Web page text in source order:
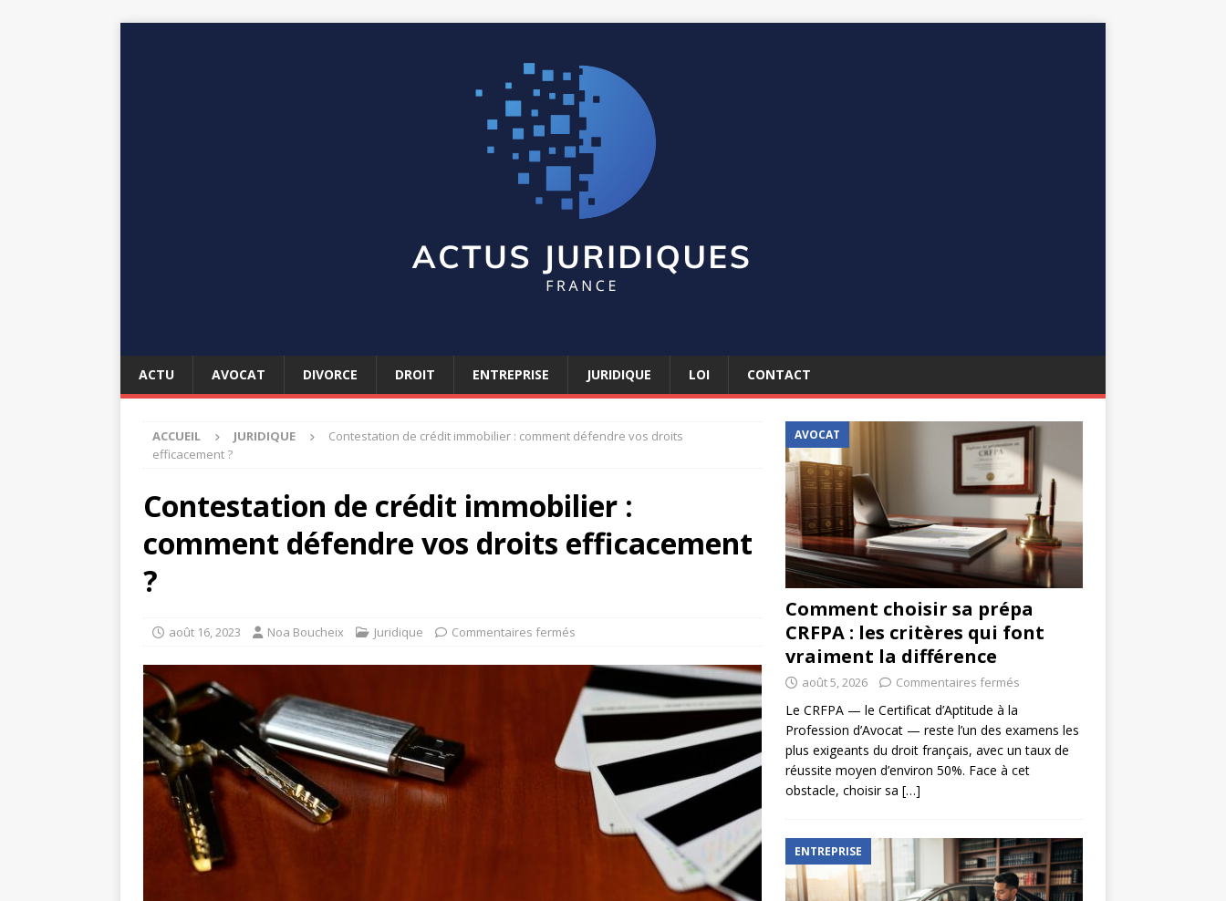
ACTU AVOCAT DIVORCE DROIT ENTREPRISE JURIDIQUE LOI CONTACT
ACCUEIL JURIDIQUE
Contestation de crédit immobilier : comment défendre vos droits
efficacement ?
Contestation de crédit immobilier :
comment défendre vos droits efficacement
?
août 16, 2023 Noa Boucheix Juridique Commentaires fermés
AVOCAT
Comment choisir sa prépa
CRFPA : les critères qui font
vraiment la différence
août 5, 2026 Commentaires fermés
Le CRFPA — le Certificat d’Aptitude à la
Profession d’Avocat — reste l’un des examens les
plus exigeants du droit français, avec un taux de
réussite moyen d’environ 50%. Face à cet
obstacle, choisir sa […]
ENTREPRISE